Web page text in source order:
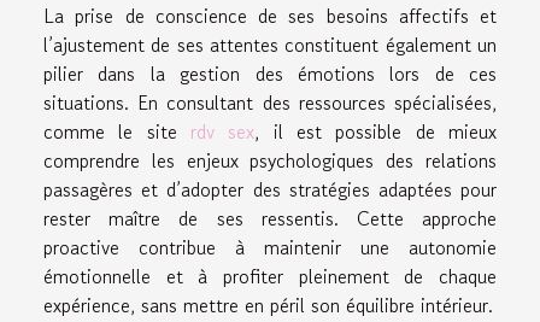
La prise de conscience de ses besoins affectifs et
l’ajustement de ses attentes constituent également un
pilier dans la gestion des émotions lors de ces
situations. En consultant des ressources spécialisées,
comme le site rdv sex, il est possible de mieux
comprendre les enjeux psychologiques des relations
passagères et d’adopter des stratégies adaptées pour
rester maître de ses ressentis. Cette approche
proactive contribue à maintenir une autonomie
émotionnelle et à profiter pleinement de chaque
expérience, sans mettre en péril son équilibre intérieur.